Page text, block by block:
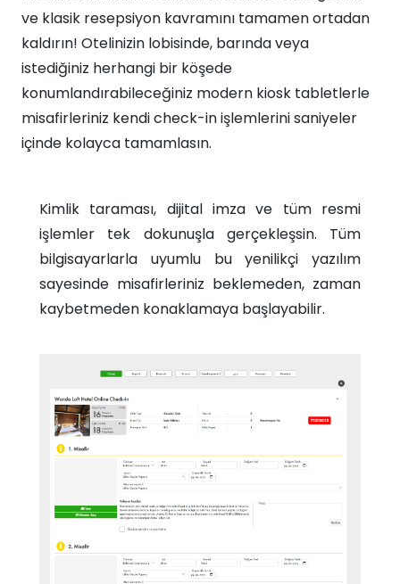
ve klasik resepsiyon kavramını tamamen ortadan
kaldırın! Otelinizin lobisinde, barında veya
istediğiniz herhangi bir köşede
konumlandırabileceğiniz modern kiosk tabletlerle
misafirleriniz kendi check-in işlemlerini saniyeler
içinde kolayca tamamlasın.
Kimlik taraması, dijital imza ve tüm resmi
işlemler tek dokunuşla gerçekleşsin. Tüm
bilgisayarlarla uyumlu bu yenilikçi yazılım
sayesinde misafirleriniz beklemeden, zaman
kaybetmeden konaklamaya başlayabilir.